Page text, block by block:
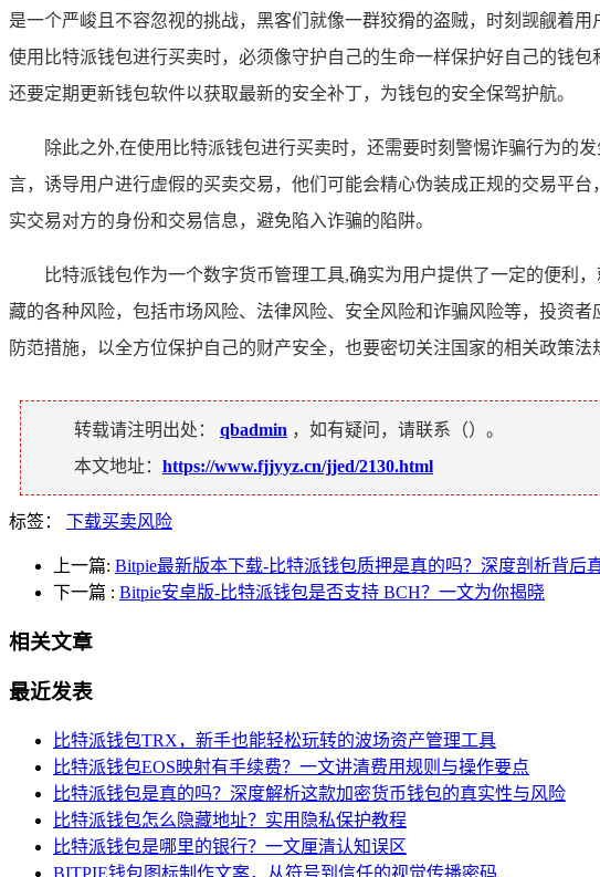
是一个严峻且不容忽视的挑战，黑客们就像一群狡猾的盗贼，时刻觊觎着
使用比特派钱包进行买卖时，必须像守护自己的生命一样保护好自己的钱
还要定期更新钱包软件以获取最新的安全补丁，为钱包的安全保驾护航。
除此之外,在使用比特派钱包进行买卖时，还需要时刻警惕诈骗行为的
言，诱导用户进行虚假的买卖交易，他们可能会精心伪装成正规的交易平
实交易对方的身份和交易信息，避免陷入诈骗的陷阱。
比特派钱包作为一个数字货币管理工具,确实为用户提供了一定的便利
藏的各种风险，包括市场风险、法律风险、安全风险和诈骗风险等，投资
防范措施，以全方位保护自己的财产安全，也要密切关注国家的相关政策
转载请注明出处： qbadmin ，如有疑问，请联系（）。
本文地址： https://www.fjjyyz.cn/jjed/2130.html
标签： 下载买卖风险
上一篇: Bitpie最新版本下载-比特派钱包质押是真的吗？深度剖析背后
下一篇 : Bitpie安卓版-比特派钱包是否支持 BCH？一文为你揭晓
相关文章
最近发表
比特派钱包TRX，新手也能轻松玩转的波场资产管理工具
比特派钱包EOS映射有手续费？一文讲清费用规则与操作要点
比特派钱包是真的吗？深度解析这款加密货币钱包的真实性与风险
比特派钱包怎么隐藏地址？实用隐私保护教程
比特派钱包是哪里的银行？一文厘清认知误区
BITPIE钱包图标制作文案，从符号到信任的视觉传播密码